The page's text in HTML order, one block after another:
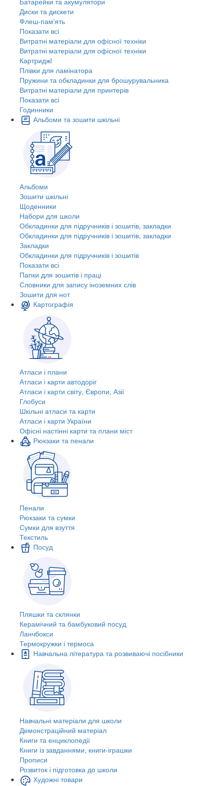
Диски та дискети
Флеш-пам'ять
Показати всі
Витратні матеріали для офісної техніки
Витратні матеріали для офісної техніки
Картриджi
Плівки для ламінатора
Пружини та обкладинки для брошурувальника
Витратні матеріали для принтерів
Показати всі
Годинники
Альбоми та зошити шкільні
Альбоми
Зошити шкільні
Щоденники
Набори для школи
Обкладинки для підручників і зошитів, закладки
Обкладинки для підручників і зошитів, закладки
Закладки
Обкладинки для підручників і зошитів
Показати всі
Папки для зошитів і праці
Словники для запису іноземних слів
Зошити для нот
Картографія
Атласи і плани
Атласи і карти автодоріг
Атласи і карти світу, Європи, Азії
Глобуси
Шкільні атласи та карти
Атласи і карти України
Офісні настінні карти та плани міст
Рюкзаки та пенали
Пенали
Рюкзаки та сумки
Сумки для взуття
Текстиль
Посуд
Пляшки та склянки
Керамічний та бамбуковий посуд
Ланчбокси
Термокружки і термоса
Навчальна література та розвиваючі посібники
Навчальні матеріали для школи
Демонстраційний матеріал
Книги та енциклопедії
Книги із завданнями, книги-іграшки
Прописи
Розвиток і підготовка до школи
Художні товари